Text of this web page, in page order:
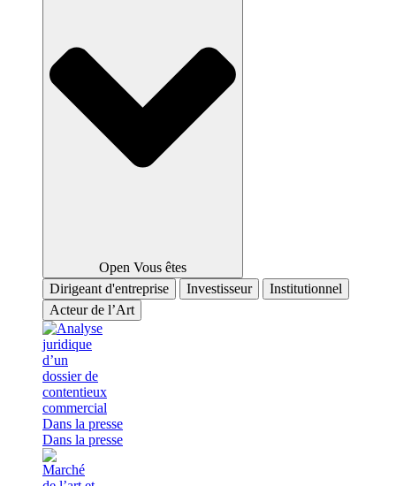
Open Vous êtes
Dirigeant d'entreprise
Investisseur
Institutionnel
Acteur de l’Art
Dans la presse
Dans la presse